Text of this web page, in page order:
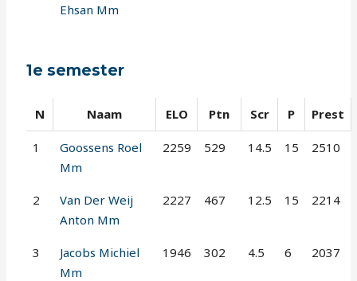
Ehsan Mm
1e semester
N Naam ELO Ptn Scr P Prest
1
Goossens Roel
Mm
2259 529 14.5 15 2510
2
Van Der Weij
Anton Mm
2227 467 12.5 15 2214
3
Jacobs Michiel
Mm
1946 302 4.5 6 2037